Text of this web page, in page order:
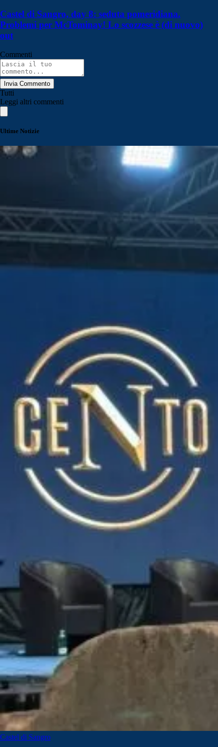
Castel di Sangro, day 8: seduta pomeridiana.
Problemi per McTominay! Lo scozzese è (di nuovo)
out
Commenti
Invia Commento
Tutti
Leggi altri commenti
Ultime Notizie
Castel di Sangro